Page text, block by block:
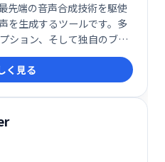
端の音声合成技術を駆使
を生成するツールです。多
ション、そして独自のブラ
おり、顧客対応やコンテン
い用途に適しています。
験を向上させ、よりパーソ
ーションを実現できます。
く見る